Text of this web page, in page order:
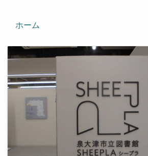
ホーム